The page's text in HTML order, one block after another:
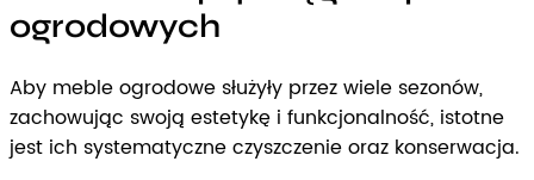
ogrodowych
Aby meble ogrodowe służyły przez wiele sezonów,
zachowując swoją estetykę i funkcjonalność, istotne
jest ich systematyczne czyszczenie oraz konserwacja.